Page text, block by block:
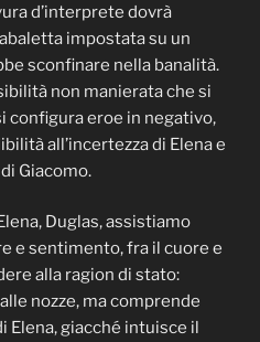
d’interprete dovrà
impostata su un
sconfinare nella banalità.
non manierata che si
configura eroe in negativo,
all’incertezza di Elena e
Giacomo.
Duglas, assistiamo
e sentimento, fra il cuore e
alla ragion di stato:
nozze, ma comprende
Elena, giacché intuisce il